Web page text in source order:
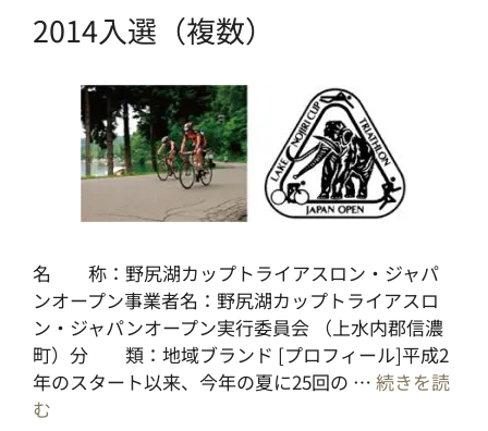
2014入選（複数）
名 称：野尻湖カップトライアスロン・ジャパ
ンオープン事業者名：野尻湖カップトライアスロ
ン・ジャパンオープン実行委員会 （上水内郡信濃
町）分 類：地域ブランド [プロフィール]平成2
年のスタート以来、今年の夏に25回の … 続きを読
む